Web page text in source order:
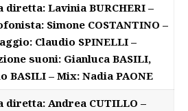
diretta: Lavinia BURCHERI –
Simone COSTANTINO –
Claudio SPINELLI –
suoni: Gianluca BASILI,
BASILI – Mix: Nadia PAONE
diretta: Andrea CUTILLO –